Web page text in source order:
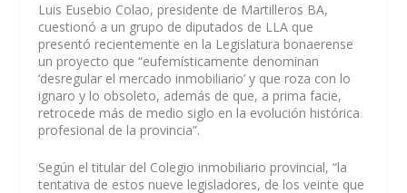
Luis Eusebio Colao, presidente de Martilleros BA,
cuestionó a un grupo de diputados de LLA que
presentó recientemente en la Legislatura bonaerense
un proyecto que “eufemísticamente denominan
‘desregular el mercado inmobiliario’ y que roza con lo
ignaro y lo obsoleto, además de que, a prima facie,
retrocede más de medio siglo en la evolución histórica
profesional de la provincia”.
Según el titular del Colegio inmobiliario provincial, “la
tentativa de estos nueve legisladores, de los veinte que